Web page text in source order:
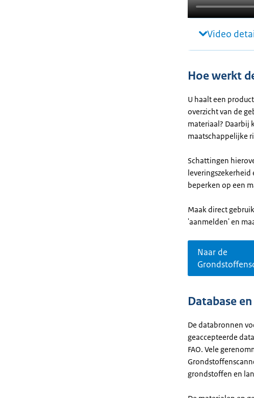
Video
Hoe werkt
U haalt een
overzicht van de
materiaal? Daarbij
maatschappelijke
Schattingen
leveringszekerheid
beperken op een
Maak direct
'aanmelden' en
Naar de
Database
De databronnen
geaccepteerde
FAO. Vele
grondstoffen en